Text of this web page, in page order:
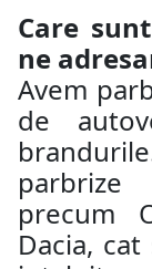
Care
ne
Avem
de
parbrize
precum
Dacia,